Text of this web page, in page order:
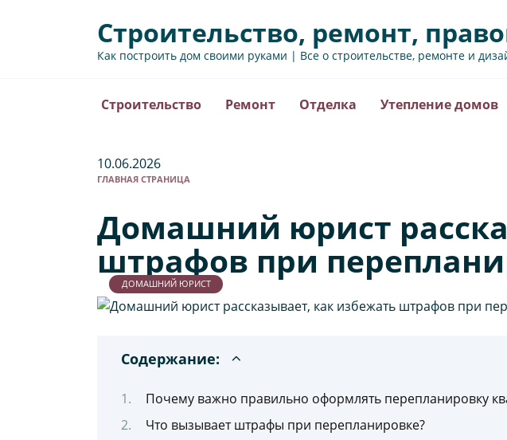
Строительство, ремонт,
Как построить дом своими руками | Все о строительстве, ремонте и
Строительство Ремонт Отделка Утепление домов
10.06.2026
ГЛАВНАЯ СТРАНИЦА
Домашний юрист
штрафов при
ДОМАШНИЙ ЮРИСТ
Содержание:
Почему важно правильно оформлять перепланировку
Что вызывает штрафы при перепланировке?